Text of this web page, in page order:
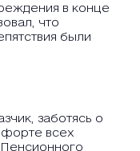
в конце
что
были
заботясь о
всех